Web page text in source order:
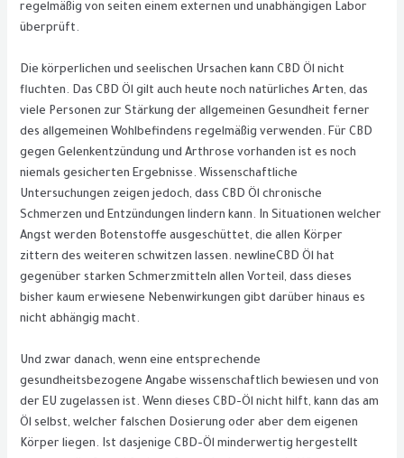
regelmäßig von seiten einem externen und unabhängigen Labor
überprüft.
Die körperlichen und seelischen Ursachen kann CBD Öl nicht
fluchten. Das CBD Öl gilt auch heute noch natürliches Arten, das
viele Personen zur Stärkung der allgemeinen Gesundheit ferner
des allgemeinen Wohlbefindens regelmäßig verwenden. Für CBD
gegen Gelenkentzündung und Arthrose vorhanden ist es noch
niemals gesicherten Ergebnisse. Wissenschaftliche
Untersuchungen zeigen jedoch, dass CBD Öl chronische
Schmerzen und Entzündungen lindern kann. In Situationen welcher
Angst werden Botenstoffe ausgeschüttet, die allen Körper
zittern des weiteren schwitzen lassen. newlineCBD Öl hat
gegenüber starken Schmerzmitteln allen Vorteil, dass dieses
bisher kaum erwiesene Nebenwirkungen gibt darüber hinaus es
nicht abhängig macht.
Und zwar danach, wenn eine entsprechende
gesundheitsbezogene Angabe wissenschaftlich bewiesen und von
der EU zugelassen ist. Wenn dieses CBD-Öl nicht hilft, kann das am
Öl selbst, welcher falschen Dosierung oder aber dem eigenen
Körper liegen. Ist dasjenige CBD-Öl minderwertig hergestellt